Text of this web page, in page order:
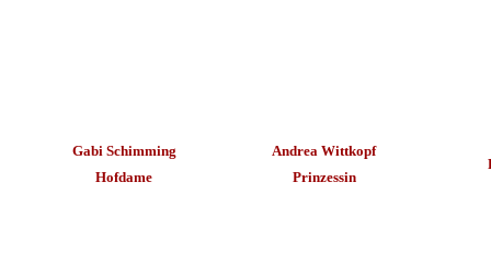
Gabi Schimming
Hofdame
Andrea Wittkopf
Prinzessin